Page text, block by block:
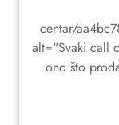
centar/
alt="Svaki call
ono što